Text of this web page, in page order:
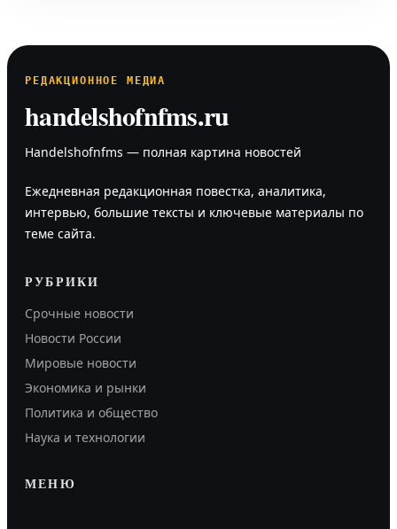
РЕДАКЦИОННОЕ МЕДИА
handelshofnfms.ru
Handelshofnfms — полная картина новостей
Ежедневная редакционная повестка, аналитика,
интервью, большие тексты и ключевые материалы по
теме сайта.
РУБРИКИ
Срочные новости
Новости России
Мировые новости
Экономика и рынки
Политика и общество
Наука и технологии
МЕНЮ